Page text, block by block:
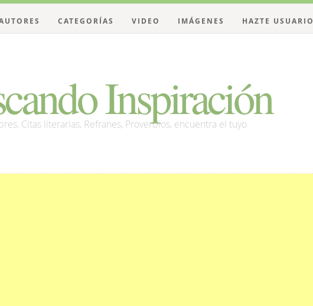
Inspiración
Citas literarias, Refranes, Proverbios, encuentra el tuyo
CATEGORÍAS VIDEO IMÁGENES HAZTE USUARIO